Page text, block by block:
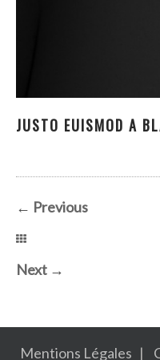
JUSTO
JUSTO EUISMOD A
← Previous
Next →
Mentions Légales